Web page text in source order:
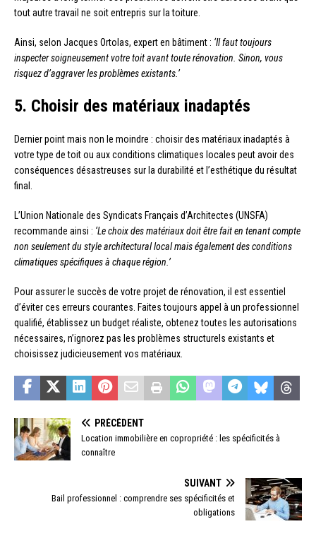
tout autre travail ne soit entrepris sur la toiture.
Ainsi, selon Jacques Ortolas, expert en bâtiment : ‘Il faut toujours
inspecter soigneusement votre toit avant toute rénovation. Sinon, vous
risquez d’aggraver les problèmes existants.’
5. Choisir des matériaux inadaptés
Dernier point mais non le moindre : choisir des matériaux inadaptés à
votre type de toit ou aux conditions climatiques locales peut avoir des
conséquences désastreuses sur la durabilité et l’esthétique du résultat
final.
L’Union Nationale des Syndicats Français d’Architectes (UNSFA)
recommande ainsi : ‘Le choix des matériaux doit être fait en tenant compte
non seulement du style architectural local mais également des conditions
climatiques spécifiques à chaque région.’
Pour assurer le succès de votre projet de rénovation, il est essentiel
d’éviter ces erreurs courantes. Faites toujours appel à un professionnel
qualifié, établissez un budget réaliste, obtenez toutes les autorisations
nécessaires, n’ignorez pas les problèmes structurels existants et
choisissez judicieusement vos matériaux.
PRÉCÉDENT
Location immobilière en copropriété : les spécificités à
connaître
SUIVANT
Bail professionnel : comprendre ses spécificités et
obligations